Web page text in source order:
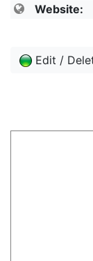
Website:
Edit /